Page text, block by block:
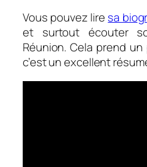
Vous pouvez lire sa
et surtout écouter
Réunion. Cela prend
c’est un excellent